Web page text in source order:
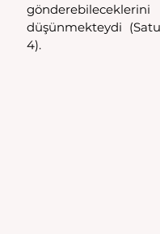
gönderebileceklerini
düşünmekteydi
4).